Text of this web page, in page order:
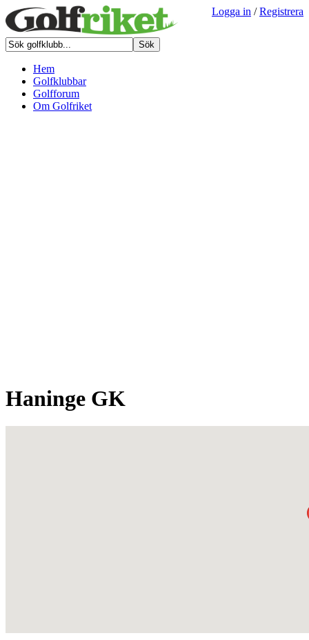
Logga in /Registrera
Hem
Golfklubbar
Golfforum
Om Golfriket
Haninge GK